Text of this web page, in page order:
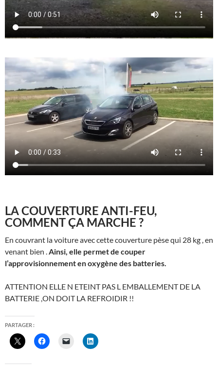
LA COUVERTURE ANTI-FEU,
COMMENT ÇA MARCHE ?
En couvrant la voiture avec cette couverture pèse qui 28 kg , en
venant bien . Ainsi, elle permet de couper
l’approvisionnement en oxygène des batteries.
ATTENTION ELLE N ETEINT PAS L EMBALLEMENT DE LA
BATTERIE ,ON DOIT LA REFROIDIR !!
PARTAGER :